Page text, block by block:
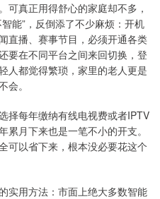
可真正用得舒心的家庭却不多，
能”，反倒添了不少麻烦：开机
直播、赛事节目，必须开通各类
要在不同平台之间来回切换，登
人都觉得繁琐，家里的老人更是
会。
择每年缴纳有线电视费或者IPTV
月下来也是一笔不小的开支。
可以省下来，根本没必要花这个
实用方法：市面上绝大多数智能